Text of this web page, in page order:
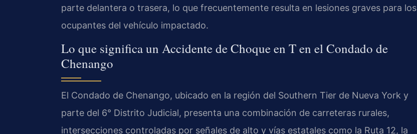
parte delantera o trasera, lo que frecuentemente resulta en lesiones graves para los
ocupantes del vehículo impactado.
Lo que significa un Accidente de Choque en T en el Condado de
Chenango
El Condado de Chenango, ubicado en la región del Southern Tier de Nueva York y
parte del 6° Distrito Judicial, presenta una combinación de carreteras rurales,
intersecciones controladas por señales de alto y vías estatales como la Ruta 12, la